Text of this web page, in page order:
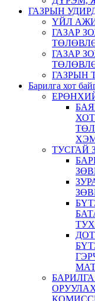
ГАЗРЫН
ҮЙЛ
ГАЗАР
ГАЗАР
ГАЗРЫН
Барилга хот
ТУСГАЙ